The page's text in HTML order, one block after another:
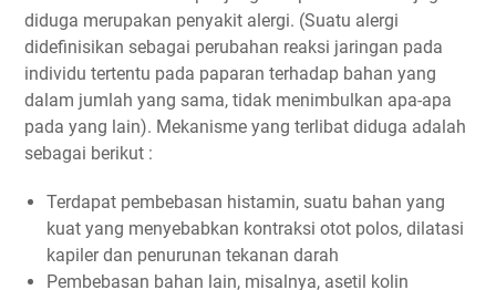
diduga merupakan penyakit alergi. (Suatu alergi
didefinisikan sebagai perubahan reaksi jaringan pada
individu tertentu pada paparan terhadap bahan yang
dalam jumlah yang sama, tidak menimbulkan apa-apa
pada yang lain). Mekanisme yang terlibat diduga adalah
sebagai berikut :
Terdapat pembebasan histamin, suatu bahan yang
kuat yang menyebabkan kontraksi otot polos, dilatasi
kapiler dan penurunan tekanan darah
Pembebasan bahan lain, misalnya, asetil kolin